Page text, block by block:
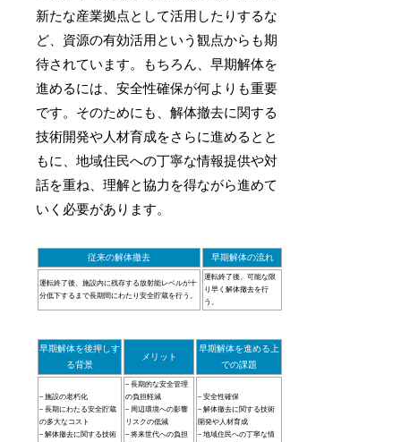
新たな産業拠点として活用したりするな
ど、資源の有効活用という観点からも期
待されています。もちろん、早期解体を
進めるには、安全性確保が何よりも重要
です。そのためにも、解体撤去に関する
技術開発や人材育成をさらに進めるとと
もに、地域住民への丁寧な情報提供や対
話を重ね、理解と協力を得ながら進めて
いく必要があります。
従来の解体撤去 早期解体の流れ
運転終了後、施設内に残存する放射能レベルが十
分低下するまで長期間にわたり安全貯蔵を行う。
運転終了後、可能な限
り早く解体撤去を行
う。
早期解体を後押しす
る背景
メリット
早期解体を進める上
での課題
– 施設の老朽化
– 長期にわたる安全貯蔵
の多大なコスト
– 解体撤去に関する技術
– 長期的な安全管理
の負担軽減
– 周辺環境への影響
リスクの低減
– 将来世代への負担
– 安全性確保
– 解体撤去に関する技術
開発や人材育成
– 地域住民への丁寧な情